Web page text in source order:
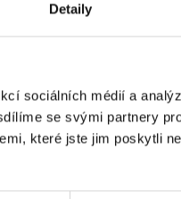
Detaily
sociálních médií a
se svými partnery
které jste jim poskytli